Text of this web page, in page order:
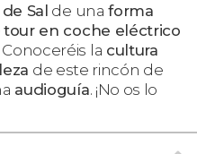
Sal de unaforma
tour en coche eléctrico
la cultura
de este rincón de
audioguía. ¡No os lo